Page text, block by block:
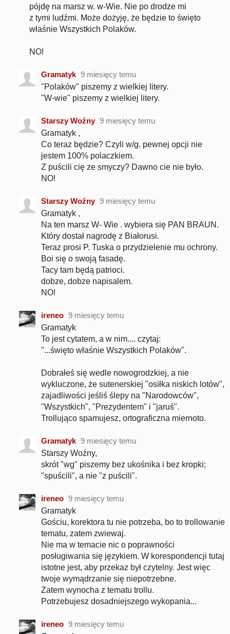
pójdę na marsz w. w-Wie. Nie po drodze mi
z tymi ludźmi. Może dożyję, że będzie to święto
właśnie Wszystkich Polaków.
NO!
Gramatyk 9 miesięcy temu
"Polaków" piszemy z wielkiej litery.
"W-wie" piszemy z wielkiej litery.
Starszy Woźny 9 miesięcy temu
Gramatyk ,
Co teraz będzie? Czyli w/g. pewnej opcji nie
jestem 100% polaczkiem.
Z puścili cię ze smyczy? Dawno cie nie było.
NO!
Starszy Woźny 9 miesięcy temu
Gramatyk ,
Na ten marsz W- Wie . wybiera się PAN BRAUN.
Który dostał nagrodę z Białorusi.
Teraz prosi P. Tuska o przydzielenie mu ochrony.
Boi się o swoją fasadę.
Tacy tam będą patrioci.
dobze, dobze napisalem.
NO!
ireneo 9 miesięcy temu
Gramatyk
To jest cytatem, a w nim.... czytaj:
"...święto właśnie Wszystkich Polaków".
Dobrałeś się wedle nowogrodzkiej, a nie
wykluczone, że sutenerskiej "osiłka niskich lotów",
zajadliwości jeśliś ślepy na "Narodowców",
"Wszystkich", "Prezydentem" i "jaruś".
Trollująco spamujesz, ortograficzna miernoto.
Gramatyk 9 miesięcy temu
Starszy Woźny,
skrót "wg" piszemy bez ukośnika i bez kropki;
"spuścili", a nie "z puścili".
ireneo 9 miesięcy temu
Gramatyk
Gościu, korektora tu nie potrzeba, bo to trollowanie
tematu, zatem zwiewaj.
Nie ma w temacie nic o poprawności
posługiwania się językiem. W korespondencji tutaj
istotne jest, aby przekaz był czytelny. Jest więc
twoje wymądrzanie się niepotrzebne.
Zatem wynocha z tematu trollu.
Potrzebujesz dosadniejszego wykopania...
ireneo 9 miesięcy temu